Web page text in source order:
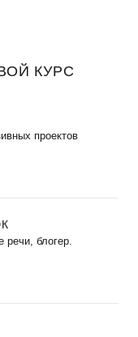
КУРС
проектов
речи, блогер.